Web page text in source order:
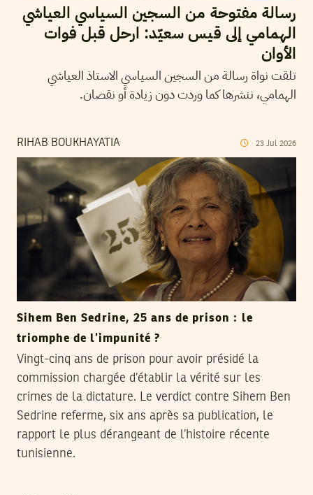
رسالة مفتوحة من السجين السياسي العياشي
الهمامي إلى قيس سعيّد: ارحل قبل فوات
الأوان
تلقت نواة رسالة من السجين السياسي الاستاذ العياشي
الهمامي، ننشرها كما وردت دون زيادة أو نقصان.
RIHAB BOUKHAYATIA 23 Jul 2026
Sihem Ben Sedrine, 25 ans de prison : le
triomphe de l’impunité ?
Vingt-cinq ans de prison pour avoir présidé la
commission chargée d’établir la vérité sur les
crimes de la dictature. Le verdict contre Sihem Ben
Sedrine referme, six ans après sa publication, le
rapport le plus dérangeant de l’histoire récente
tunisienne.